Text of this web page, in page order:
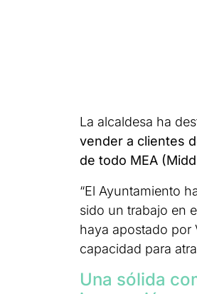
La alcaldesa ha
vender a clientes
de todo MEA
“El Ayuntamiento
sido un trabajo en
haya apostado por
capacidad para
Una sólida